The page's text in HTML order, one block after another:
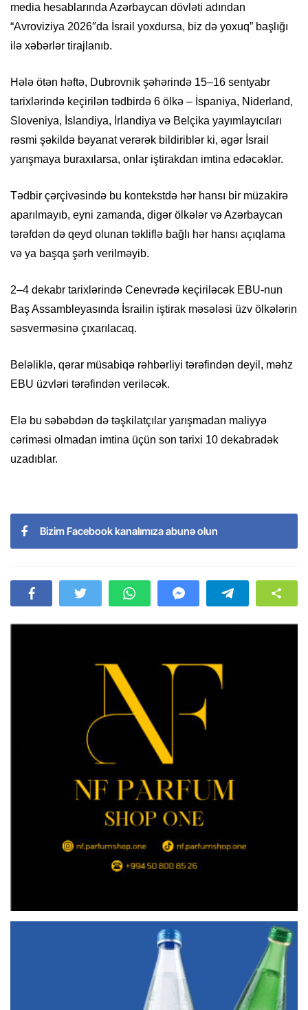
media hesablarında Azərbaycan dövləti adından
“Avroviziya 2026″da İsrail yoxdursa, biz də yoxuq” başlığı
ilə xəbərlər tirajlanıb.
Hələ ötən həftə, Dubrovnik şəhərində 15–16 sentyabr
tarixlərində keçirilən tədbirdə 6 ölkə – İspaniya, Niderland,
Sloveniya, İslandiya, İrlandiya və Belçika yayımlayıcıları
rəsmi şəkildə bəyanat verərək bildiriblər ki, əgər İsrail
yarışmaya buraxılarsa, onlar iştirakdan imtina edəcəklər.
Tədbir çərçivəsində bu kontekstdə hər hansı bir müzakirə
aparılmayıb, eyni zamanda, digər ölkələr və Azərbaycan
tərəfdən də qeyd olunan təkliflə bağlı hər hansı açıqlama
və ya başqa şərh verilməyib.
2–4 dekabr tarixlərində Cenevrədə keçiriləcək EBU-nun
Baş Assambleyasında İsrailin iştirak məsələsi üzv ölkələrin
səsverməsinə çıxarılacaq.
Beləliklə, qərar müsabiqə rəhbərliyi tərəfindən deyil, məhz
EBU üzvləri tərəfindən veriləcək.
Elə bu səbəbdən də təşkilatçılar yarışmadan maliyyə
cəriməsi olmadan imtina üçün son tarixi 10 dekabradək
uzadıblar.
Bizim Facebook kanalımıza abunə olun